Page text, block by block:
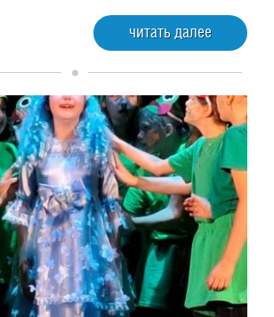
читать далее